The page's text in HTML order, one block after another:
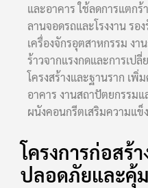
และอาคาร ใช้ลดการแตก
ลานจอดรถและโรงงาน ร
เครื่องจักรอุตสาหกรรม ง
ร้าวจากแรงกดและการเป
โครงสร้างและฐานราก เพิ่
อาคาร งานสถาปัตยกรรม
ผนังคอนกรีตเสริมความแข็
โครงการก่อสร้
ปลอดภัยและคุ้